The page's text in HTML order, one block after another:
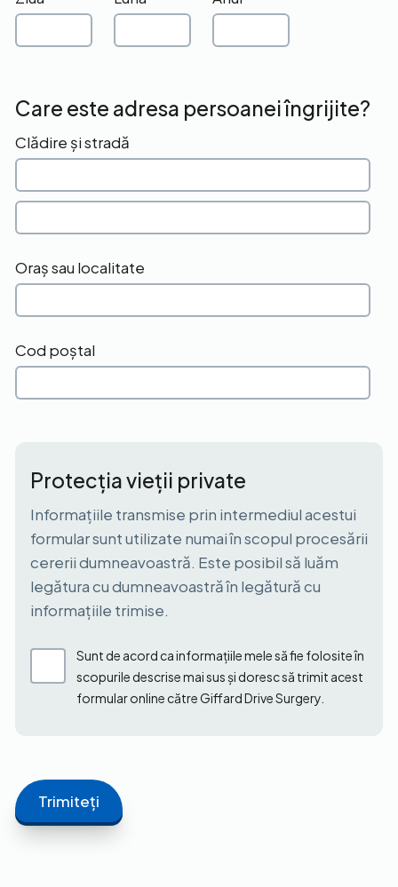
Care este adresa persoanei îngrijite?
Clădire și stradă
Oraș sau localitate
Cod poștal
Protecția vieții private
Informațiile transmise prin intermediul acestui
formular sunt utilizate numai în scopul procesării
cererii dumneavoastră. Este posibil să luăm
legătura cu dumneavoastră în legătură cu
informațiile trimise.
Sunt de acord ca informațiile mele să fie folosite în
scopurile descrise mai sus și doresc să trimit acest
formular online către Giffard Drive Surgery.